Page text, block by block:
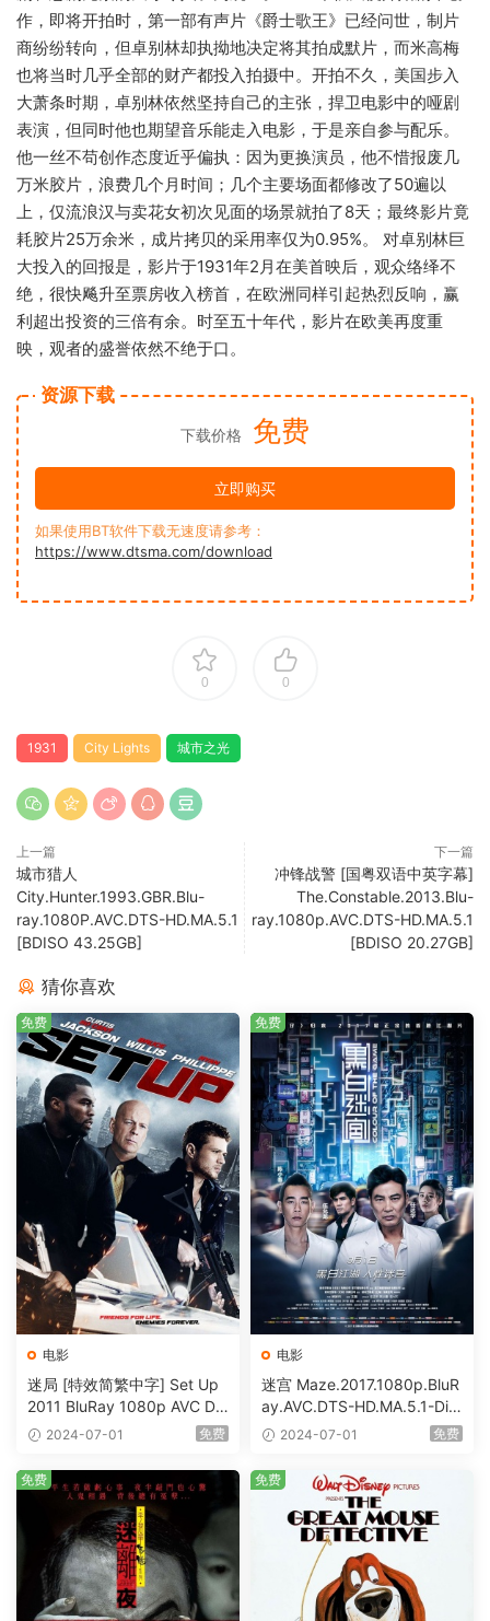
作，即将开拍时，第一部有声片《爵士歌王》已经问世，制片
商纷纷转向，但卓别林却执拗地决定将其拍成默片，而米高梅
也将当时几乎全部的财产都投入拍摄中。开拍不久，美国步入
大萧条时期，卓别林依然坚持自己的主张，捍卫电影中的哑剧
表演，但同时他也期望音乐能走入电影，于是亲自参与配乐。
他一丝不苟创作态度近乎偏执：因为更换演员，他不惜报废几
万米胶片，浪费几个月时间；几个主要场面都修改了50遍以
上，仅流浪汉与卖花女初次见面的场景就拍了8天；最终影片竟
耗胶片25万余米，成片拷贝的采用率仅为0.95%。 对卓别林巨
大投入的回报是，影片于1931年2月在美首映后，观众络绎不
绝，很快飚升至票房收入榜首，在欧洲同样引起热烈反响，赢
利超出投资的三倍有余。时至五十年代，影片在欧美再度重
映，观者的盛誉依然不绝于口。
资源下载
下载价格 免费
立即购买
如果使用BT软件下载无速度请参考：
https://www.dtsma.com/download
0 0
1931 City Lights 城市之光
上一篇
城市猎人
City.Hunter.1993.GBR.Blu-
ray.1080P.AVC.DTS-HD.MA.5.1
[BDISO 43.25GB]
下一篇
冲锋战警 [国粤双语中英字幕]
The.Constable.2013.Blu-
ray.1080p.AVC.DTS-HD.MA.5.1
[BDISO 20.27GB]
猜你喜欢
电影
迷局 [特效简繁中字] Set Up
2011 BluRay 1080p AVC DT
S-HD MA5.1-shhaclm@CHD
2024-07-01 免费
免费
电影
迷宫 Maze.2017.1080p.BluR
ay.AVC.DTS-HD.MA.5.1-DiY
@HDHome [BDISO 19.7GB]
2024-07-01 免费
免费
免费 免费